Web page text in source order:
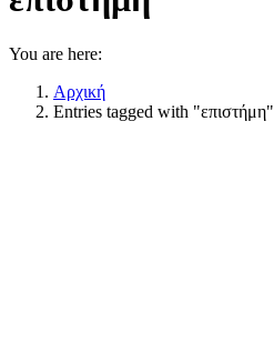
You are here:
Αρχική
Entries tagged with "επιστήμη"